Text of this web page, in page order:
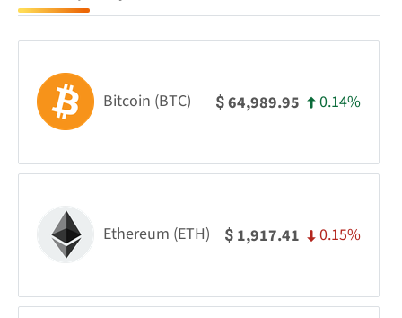
Bitcoin (BTC) $64,989.95 0.14%
Ethereum (ETH) $ 1,917.41 0.15%